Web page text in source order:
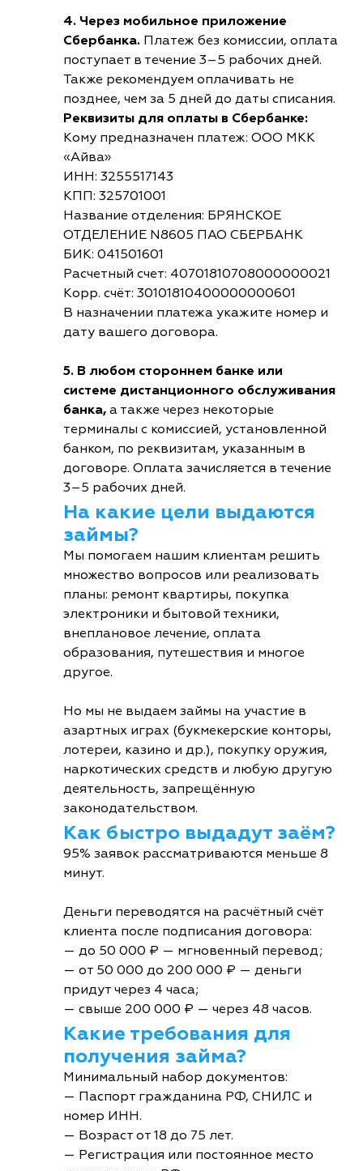
4. Через мобильное приложение
Сбербанка. Платеж без комиссии, оплата
поступает в течение 3–5 рабочих дней.
Также рекомендуем оплачивать не
позднее, чем за 5 дней до даты списания.
Реквизиты для оплаты в Сбербанке:
Кому предназначен платеж: ООО МКК
«Айва»
ИНН: 3255517143
КПП: 325701001
Название отделения: БРЯНСКОЕ
ОТДЕЛЕНИЕ N8605 ПАО СБЕРБАНК
БИК: 041501601
Расчетный счет: 40701810708000000021
Корр. счёт: 30101810400000000601
В назначении платежа укажите номер и
дату вашего договора.
5. В любом стороннем банке или
системе дистанционного обслуживания
банка, а также через некоторые
терминалы с комиссией, установленной
банком, по реквизитам, указанным в
договоре. Оплата зачисляется в течение
3–5 рабочих дней.
На какие цели выдаются
займы?
Мы помогаем нашим клиентам решить
множество вопросов или реализовать
планы: ремонт квартиры, покупка
электроники и бытовой техники,
внеплановое лечение, оплата
образования, путешествия и многое
другое.
Но мы не выдаем займы на участие в
азартных играх (букмекерские конторы,
лотереи, казино и др.), покупку оружия,
наркотических средств и любую другую
деятельность, запрещённую
законодательством.
Как быстро выдадут заём?
95% заявок рассматриваются меньше 8
минут.
Деньги переводятся на расчётный счёт
клиента после подписания договора:
— до 50 000 ₽ — мгновенный перевод;
— от 50 000 до 200 000 ₽ — деньги
придут через 4 часа;
— свыше 200 000 ₽ — через 48 часов.
Какие требования для
получения займа?
Минимальный набор документов:
— Паспорт гражданина РФ, СНИЛС и
номер ИНН.
— Возраст от 18 до 75 лет.
— Регистрация или постоянное место